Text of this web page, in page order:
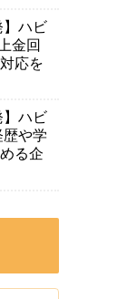
】ハビ
金回
応を
】ハビ
歴や学
る企